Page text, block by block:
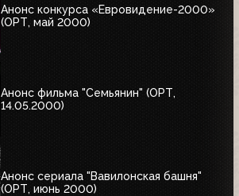
Анонс конкурса «Евровидение-2000»
(ОРТ, май 2000)
Анонс фильма "Семьянин" (ОРТ,
14.05.2000)
Анонс сериала "Вавилонская башня"
(ОРТ, июнь 2000)